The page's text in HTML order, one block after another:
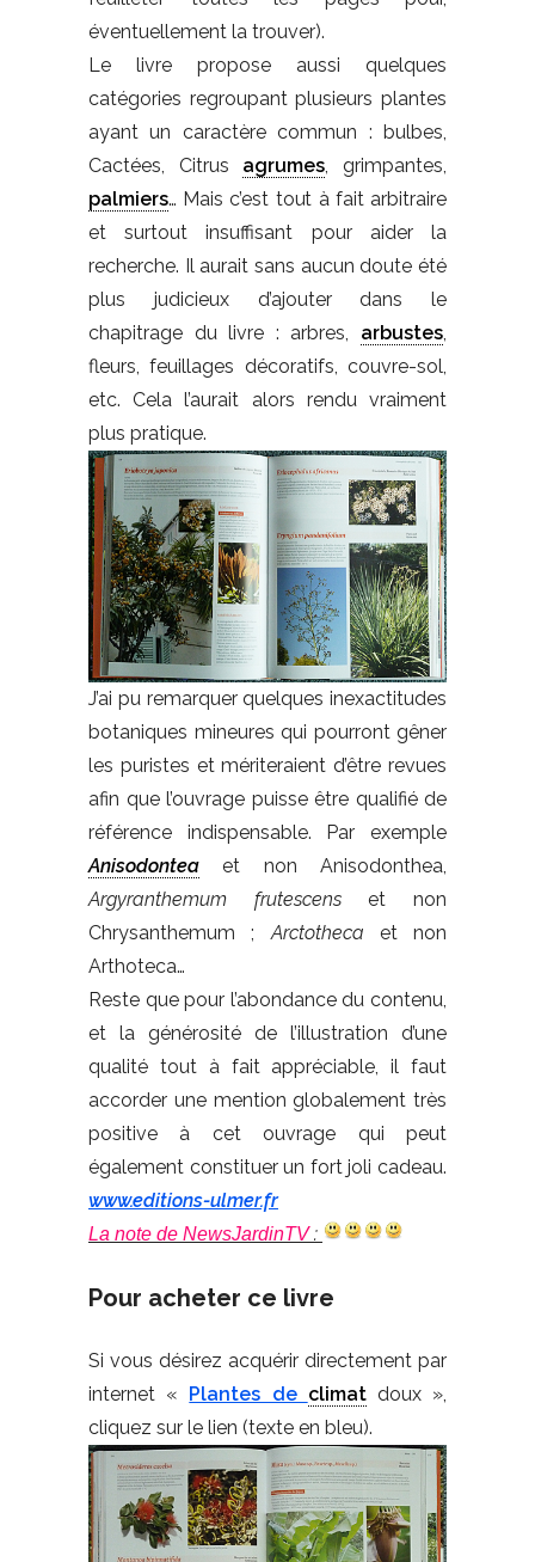
éventuellement la trouver).
Le livre propose aussi quelques
catégories regroupant plusieurs plantes
ayant un caractère commun : bulbes,
Cactées, Citrus agrumes , grimpantes,
palmiers… Mais c’est tout à fait arbitraire
et surtout insuffisant pour aider la
recherche. Il aurait sans aucun doute été
plus judicieux d’ajouter dans le
chapitrage du livre : arbres, arbustes
fleurs, feuillages décoratifs, couvre-sol,
etc. Cela l’aurait alors rendu vraiment
plus pratique.
J’ai pu remarquer quelques inexactitudes
botaniques mineures qui pourront gêner
les puristes et mériteraient d’être revues
afin que l’ouvrage puisse être qualifié de
référence indispensable. Par exemple
Anisodontea et non Anisodonthea,
Argyranthemum frutescenset non
Chrysanthemum ; Arctotheca et non
Arthoteca…
Reste que pour l’abondance du contenu,
et la générosité de l’illustration d’une
qualité tout à fait appréciable, il faut
accorder une mention globalement très
positive à cet ouvrage qui peut
également constituer un fort joli cadeau.
www.editions-ulmer.fr
La note de NewsJardinTV:
Pour acheter ce livre
Si vous désirez acquérir directement par
internet « Plantes de climatdoux »,
cliquez sur le lien (texte en bleu).